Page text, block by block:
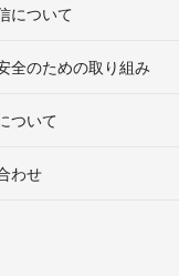
について
全のための取り組み
ついて
わせ